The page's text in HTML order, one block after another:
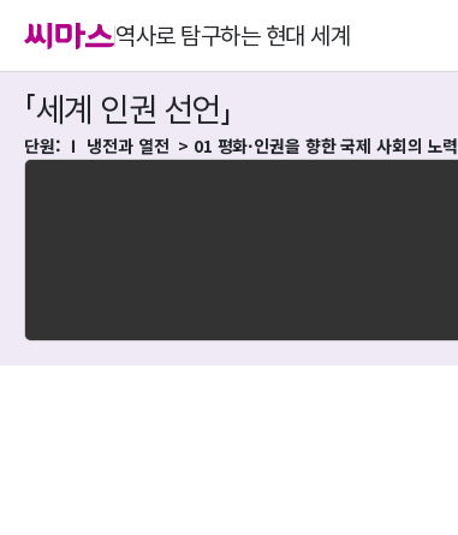
역사로 탐구하는 현대 세계
「세계 인권 선언」
단원: Ⅰ 냉전과 열전 > 01 평화·인권을 향한 국제 사회의 노력